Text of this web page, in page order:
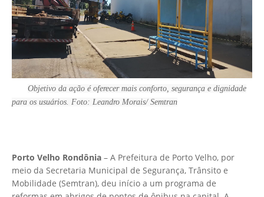
Objetivo da ação é oferecer mais conforto, segurança e dignidade
para os usuários. Foto: Leandro Morais/ Semtran
Porto Velho Rondônia – A Prefeitura de Porto Velho, por
meio da Secretaria Municipal de Segurança, Trânsito e
Mobilidade (Semtran), deu início a um programa de